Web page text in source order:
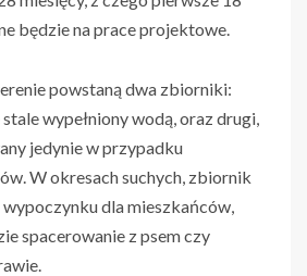
będzie na prace projektowe.
powstaną dwa zbiorniki:
wypełniony wodą, oraz drugi,
jedynie w przypadku
W okresach suchych, zbiornik
wypoczynku dla mieszkańców,
spacerowanie z psem czy